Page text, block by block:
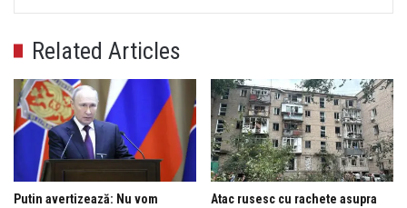
Related Articles
Putin avertizează: Nu vom
Atac rusesc cu rachete asupra